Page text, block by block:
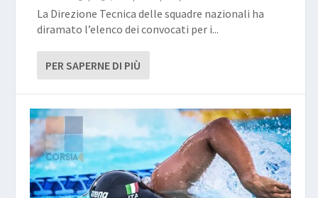
La Direzione Tecnica delle squadre nazionali ha
diramato l’elenco dei convocati per i...
PER SAPERNE DI PIÙ